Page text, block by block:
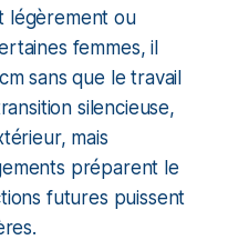
légèrement ou
femmes, il
sans que le travail
silencieuse,
mais
préparent le
futures puissent